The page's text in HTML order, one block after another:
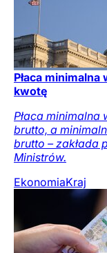
Płaca
kwotę
Płaca minimalna
brutto, a
brutto – zakłada
Ministrów.
EkonomiaKraj